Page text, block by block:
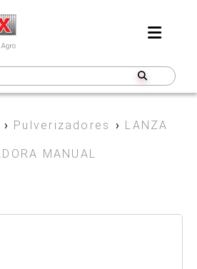
› Pulverizadores › LANZA
MANUAL